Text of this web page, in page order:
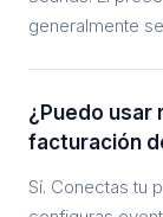
generalmente
¿Puedo usar
facturación
Sí. Conectas tu